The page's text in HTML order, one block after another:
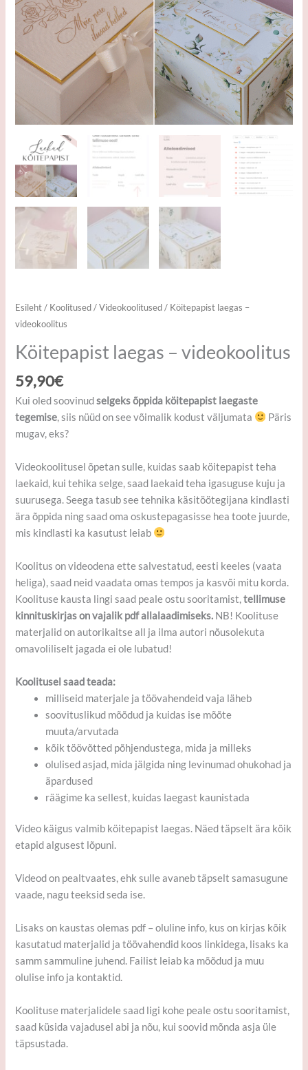
Esileht/ Koolitused/Videokoolitused/ Köitepapist laegas –
videokoolitus
Köitepapist laegas – videokoolitus
59,90€
Kui oled soovinudselgeks õppida köitepapist laegaste
tegemise, siis nüüd on see võimalik kodust väljumata
Päris
mugav, eks?
Videokoolitusel õpetan sulle, kuidas saab köitepapist teha
laekaid, kui tehika selge, saad laekaid teha igasuguse kuju ja
suurusega. Seega tasub see tehnika käsitöötegijana kindlasti
ära õppida ning saad oma oskustepagasisse hea toote juurde,
mis kindlasti ka kasutust leiab
Koolitus on videodena ette salvestatud, eesti keeles (vaata
heliga), saad neid vaadata omas tempos ja kasvõi mitu korda.
Koolituse kausta lingi saad peale ostu sooritamist,tellimuse
kinnituskirjas on vajalik pdf allalaadimiseks. NB! Koolituse
materjalid on autorikaitse all ja ilma autori nõusolekuta
omavoliliselt jagada ei ole lubatud!
Koolitusel saad teada:
milliseid materjale ja töövahendeid vaja läheb
soovituslikud mõõdud ja kuidas ise mõõte
muuta/arvutada
kõik töövõtted põhjendustega, mida ja milleks
olulised asjad, mida jälgida ning levinumad ohukohad ja
äpardused
räägime ka sellest, kuidas laegast kaunistada
Video käigus valmib köitepapist laegas. Näed täpselt ära kõik
etapid algusest lõpuni.
Videod on pealtvaates, ehk sulle avaneb täpselt samasugune
vaade, nagu teeksid seda ise.
Lisaks on kaustas olemas pdf – oluline info, kus on kirjas kõik
kasutatud materjalid ja töövahendid koos linkidega, lisaks ka
samm sammuline juhend. Failist leiab ka mõõdud ja muu
olulise info ja kontaktid.
Koolituse materjalidele saad ligi kohe peale ostu sooritamist,
saad küsida vajadusel abi ja nõu, kui soovid mõnda asja üle
täpsustada.